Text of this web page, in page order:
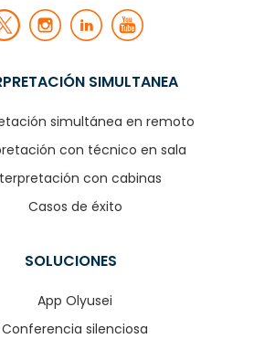
SIMULTANEA
simultánea en remoto
con técnico en sala
con cabinas
Casos de éxito
SOLUCIONES
App Olyusei
Conferencia silenciosa